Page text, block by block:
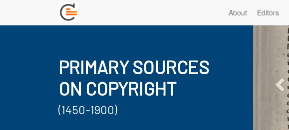
About Editors
PRIMARY SOURCES
ON COPYRIGHT
(1450-1900)